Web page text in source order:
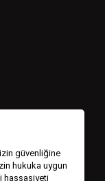
güvenliğine
hukuka uygun
hassasiyeti